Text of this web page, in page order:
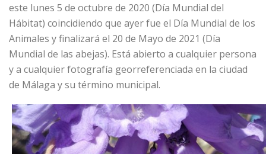
este lunes 5 de octubre de 2020 (Día Mundial del
Hábitat) coincidiendo que ayer fue el Día Mundial de los
Animales y finalizará el 20 de Mayo de 2021 (Día
Mundial de las abejas). Está abierto a cualquier persona
y a cualquier fotografía georreferenciada en la ciudad
de Málaga y su término municipal.